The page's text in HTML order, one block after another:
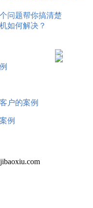
问题帮你搞清楚
如何解决？